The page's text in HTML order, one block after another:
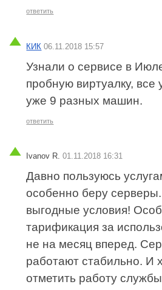
ответить
КИК 06.11.2018 15:57
Узнали о сервисе в
пробную виртуалку, все
уже 9 разных машин.
ответить
Ivanov R. 01.11.2018 16:31
Давно пользуюсь
особенно беру
выгодные условия!
тарификация за
не на месяц вперед.
работают стабильно. И
отметить работу